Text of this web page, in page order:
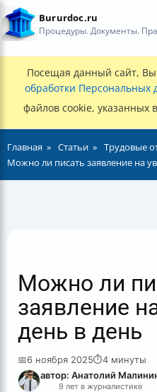
Bururdoc.ru
Процедуры. Документы.
Посещая данный сайт, Вы
обработки Персональных
файлов cookie, указанных
Главная Статьи
Трудовые
Можно ли писать заявление на
Можно ли
заявление
день в день
📅6 ноября 2025⏱4 минуты
автор: Анатолий
9 лет в журналистике